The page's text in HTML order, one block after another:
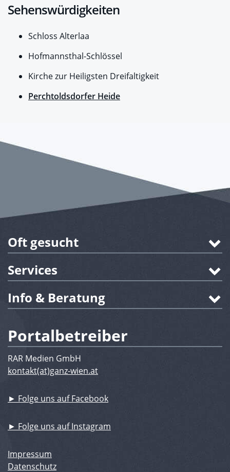
Sehenswürdigkeiten
Schloss Alterlaa
Hofmannsthal-Schlössel
Kirche zur Heiligsten Dreifaltigkeit
Perchtoldsdorfer Heide
Oft gesucht
Services
Info & Beratung
Portalbetreiber
RAR Medien GmbH
kontakt(at)ganz-wien.at
► Folge uns auf Facebook
► Folge uns auf Instagram
Impressum
Datenschutz